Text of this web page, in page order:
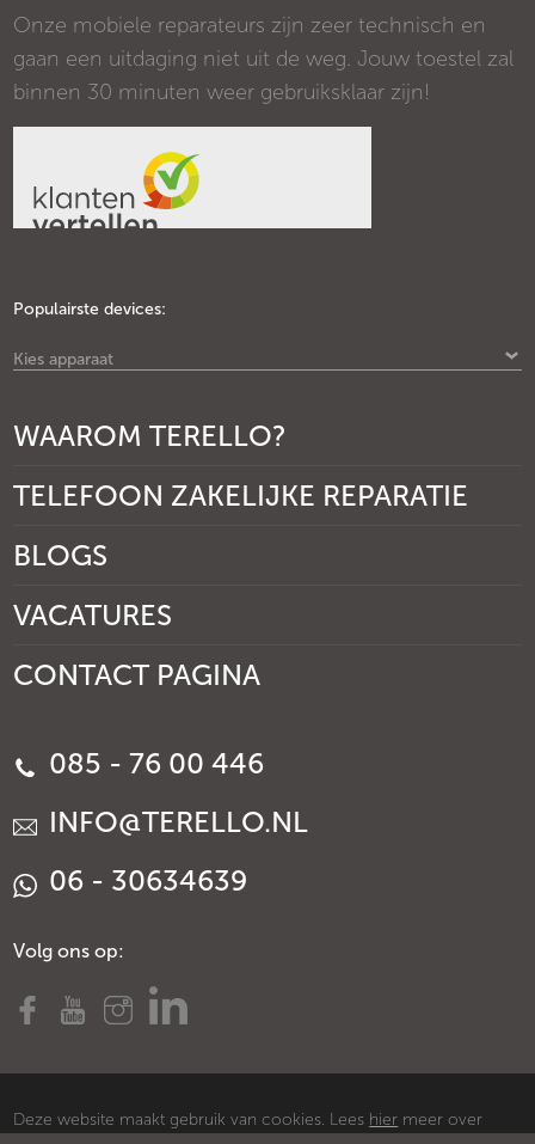
Onze mobiele reparateurs zijn zeer technisch en
gaan een uitdaging niet uit de weg. Jouw toestel zal
binnen 30 minuten weer gebruiksklaar zijn!
Populairste devices:
Kies apparaat
WAAROM TERELLO?
TELEFOON ZAKELIJKE REPARATIE
BLOGS
VACATURES
CONTACT PAGINA
085 - 76 00 446
INFO@TERELLO.NL
06 - 30634639
Volg ons op:
Deze website maakt gebruik van cookies. Lees hier meer over